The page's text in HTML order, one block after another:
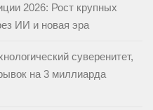
2026: Рост крупных
ИИ и новая эра
суверенитет,
на 3 миллиарда